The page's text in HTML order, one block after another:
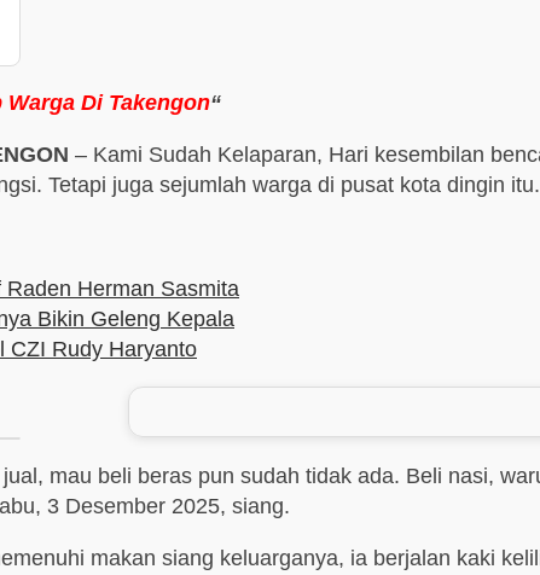
Di Takengon“
– Kami Sudah Kelaparan, Hari kesembilan
Tetapi juga sejumlah warga di pusat kota dingin
Herman Sasmita
Bikin Geleng Kepala
CZI Rudy Haryanto
mau beli beras pun sudah tidak ada. Beli nasi,
3 Desember 2025, siang.
makan siang keluarganya, ia berjalan kaki